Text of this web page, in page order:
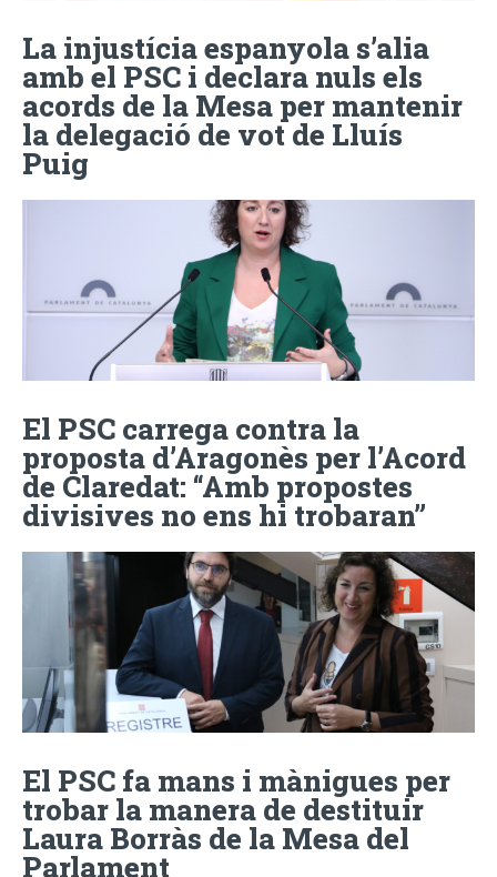
La injustícia espanyola s’alia
amb el PSC i declara nuls els
acords de la Mesa per mantenir
la delegació de vot de Lluís
Puig
El PSC carrega contra la
proposta d’Aragonès per l’Acord
de Claredat: “Amb propostes
divisives no ens hi trobaran”
El PSC fa mans i mànigues per
trobar la manera de destituir
Laura Borràs de la Mesa del
Parlament